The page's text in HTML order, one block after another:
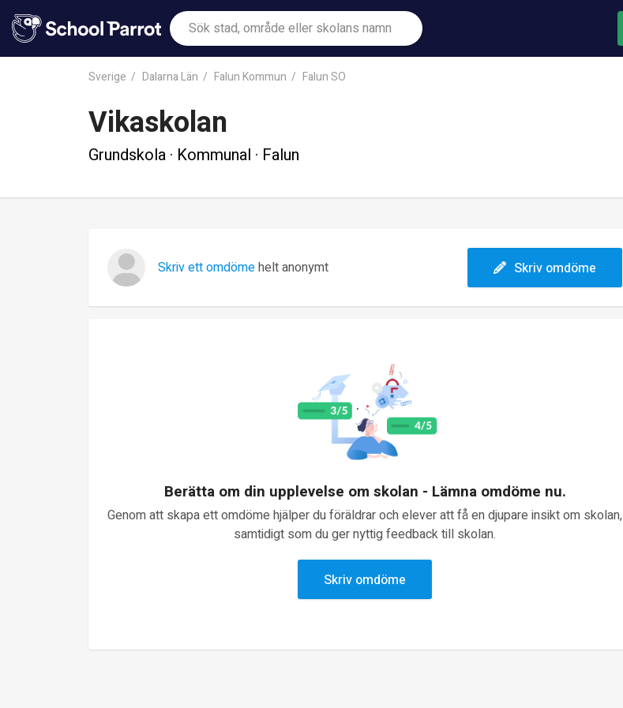
Sverige Dalarna Län Falun Kommun Falun SO
Vikaskolan
Grundskola · Kommunal · Falun
Skriv ett omdömehelt anonymt Skriv omdöme
Berätta om din upplevelse om skolan - Lämna omdöme nu.
Genom att skapa ett omdöme hjälper du föräldrar och elever att få en djupare insikt om skolan,
samtidigt som du ger nyttig feedback till skolan.
Skriv omdöme